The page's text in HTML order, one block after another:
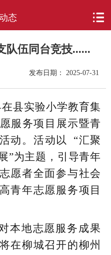
态
队伍同台竞技......
发布日期： 2025-07-31
县实验小学教育集
服务项目展示暨青
动。活动以 “汇聚
”为主题，引导青年
愿者全面参与社会
青年志愿服务项目
本地志愿服务成果
在柳城召开的柳州